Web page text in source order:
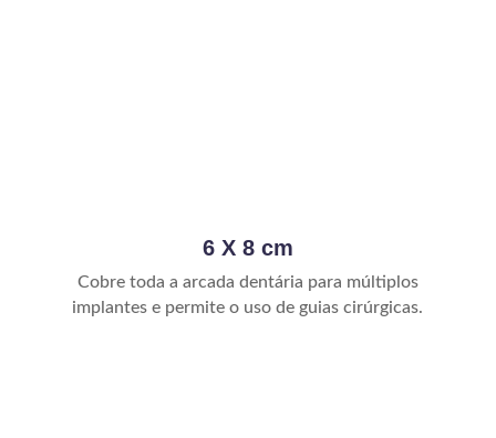
6 X 8 cm
Cobre toda a arcada dentária para múltiplos
implantes e permite o uso de guias cirúrgicas.